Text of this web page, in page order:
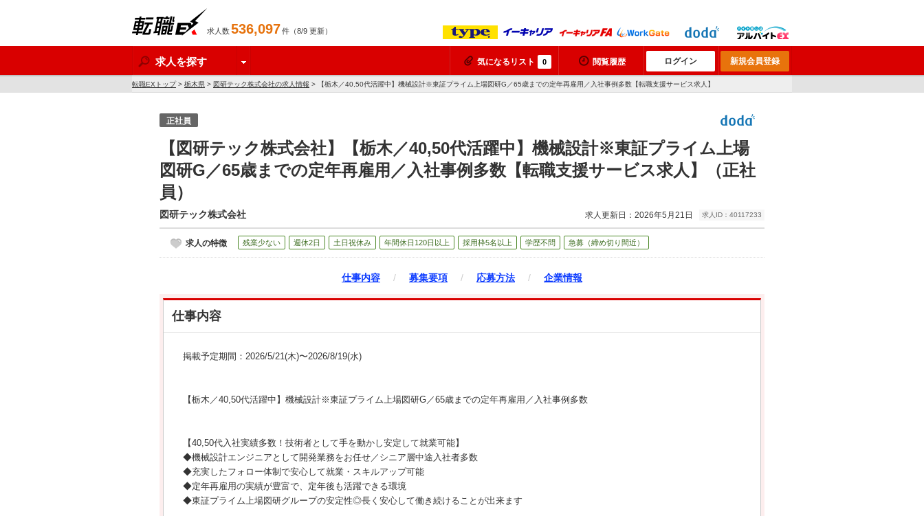
求人数536,097件（8/9 更新）
求人を探す 気になるリスト 0 閲覧履歴 ログイン 新規会員登録
転職EXトップ> 栃木県 > 図研テック株式会社の求人情報 > 【栃木／40,50代活躍中】機械設計※東証プライム上場図研G／65歳までの定年再雇用／入社事例多数【転職支援サービス求人】
正社員
【図研テック株式会社】【栃木／40,50代活躍中】機械設計※東証プライム上場
図研G／65歳までの定年再雇用／入社事例多数【転職支援サービス求人】（正社
員）
図研テック株式会社 求人更新日：2026年5月21日 求人ID：40117233
求人の特徴 残業少ない 週休2日 土日祝休み 年間休日120日以上 採用枠5名以上 学歴不問 急募（締め切り間近）
仕事内容 / 募集要項 / 応募方法 / 企業情報
仕事内容
掲載予定期間：2026/5/21(木)〜2026/8/19(水)
【栃木／40,50代活躍中】機械設計※東証プライム上場図研G／65歳までの定年再雇用／入社事例多数
【40,50代入社実績多数！技術者として手を動かし安定して就業可能】
◆機械設計エンジニアとして開発業務をお任せ／シニア層中途入社者多数
◆充実したフォロー体制で安心して就業・スキルアップ可能
◆定年再雇用の実績が豊富で、定年後も活躍できる環境
◆東証プライム上場図研グループの安定性◎長く安心して働き続けることが出来ます